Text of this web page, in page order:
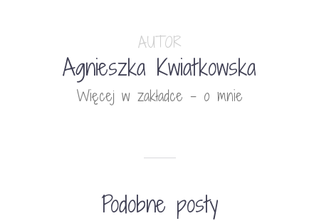
AUTOR
Agnieszka Kwiatkowska
Więcej w zakładce - o mnie
Podobne posty